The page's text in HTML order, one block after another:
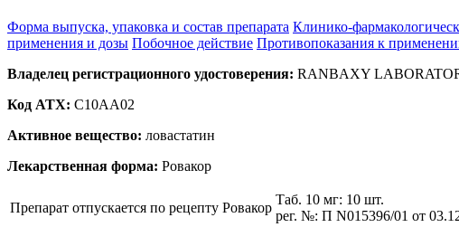
Форма выпуска, упаковка и состав препарата Клинико-
применения и дозы Побочное действие Противопоказания к
Владелец регистрационного удостоверения: RANBAXY
Код ATX: C10AA02
Активное вещество: ловастатин
Лекарственная форма: Ровакор
Препарат отпускается по рецепту Ровакор
Таб. 10 мг: 10 шт.
рег. №: П N015396/01 от